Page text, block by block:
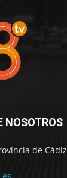
NOSOTROS
de Cádiz